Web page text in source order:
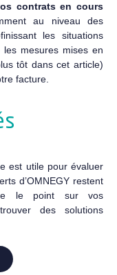
contrats en cours
au niveau des
les situations
les mesures mises en
tôt dans cet article)
facture.
est utile pour évaluer
d’OMNEGY restent
le point sur vos
des solutions